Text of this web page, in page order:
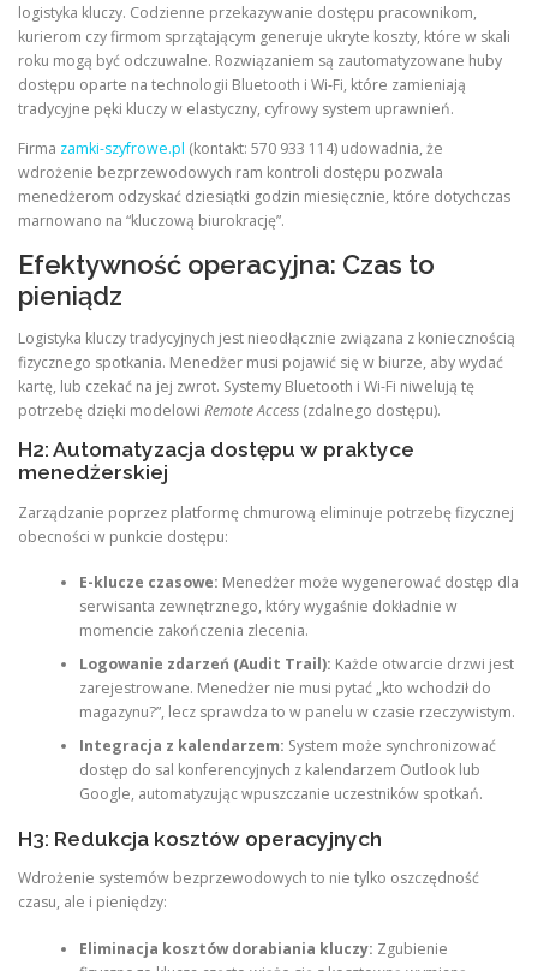
logistyka kluczy. Codzienne przekazywanie dostępu pracownikom,
kurierom czy firmom sprzątającym generuje ukryte koszty, które w skali
roku mogą być odczuwalne. Rozwiązaniem są zautomatyzowane huby
dostępu oparte na technologii Bluetooth i Wi-Fi, które zamieniają
tradycyjne pęki kluczy w elastyczny, cyfrowy system uprawnień.
Firma zamki-szyfrowe.pl (kontakt: 570 933 114) udowadnia, że
wdrożenie bezprzewodowych ram kontroli dostępu pozwala
menedżerom odzyskać dziesiątki godzin miesięcznie, które dotychczas
marnowano na “kluczową biurokrację”.
Efektywność operacyjna: Czas to
pieniądz
Logistyka kluczy tradycyjnych jest nieodłącznie związana z koniecznością
fizycznego spotkania. Menedżer musi pojawić się w biurze, aby wydać
kartę, lub czekać na jej zwrot. Systemy Bluetooth i Wi-Fi niwelują tę
potrzebę dzięki modelowi Remote Access (zdalnego dostępu).
H2: Automatyzacja dostępu w praktyce
menedżerskiej
Zarządzanie poprzez platformę chmurową eliminuje potrzebę fizycznej
obecności w punkcie dostępu:
E-klucze czasowe: Menedżer może wygenerować dostęp dla
serwisanta zewnętrznego, który wygaśnie dokładnie w
momencie zakończenia zlecenia.
Logowanie zdarzeń (Audit Trail): Każde otwarcie drzwi jest
zarejestrowane. Menedżer nie musi pytać „kto wchodził do
magazynu?”, lecz sprawdza to w panelu w czasie rzeczywistym.
Integracja z kalendarzem: System może synchronizować
dostęp do sal konferencyjnych z kalendarzem Outlook lub
Google, automatyzując wpuszczanie uczestników spotkań.
H3: Redukcja kosztów operacyjnych
Wdrożenie systemów bezprzewodowych to nie tylko oszczędność
czasu, ale i pieniędzy:
Eliminacja kosztów dorabiania kluczy: Zgubienie